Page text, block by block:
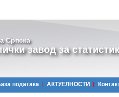
Српска
завод за
података АКТУЕЛНОСТИ